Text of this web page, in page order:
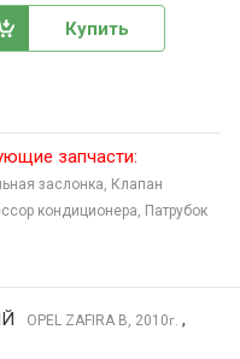
Купить
запчасти:
заслонка, Клапан
кондиционера, Патрубок
OPEL ZAFIRA B, 2010г. ,